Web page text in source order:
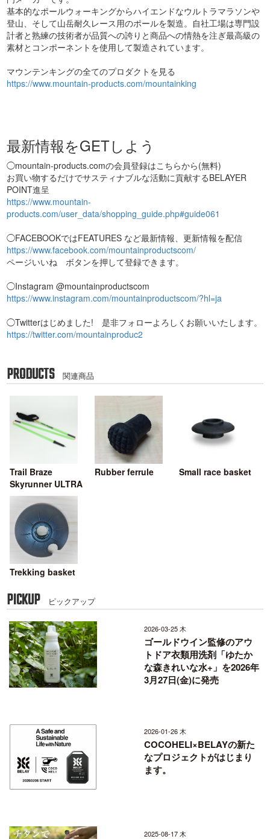
基本的なポールウォーキングからハイエンドなウルトラマラソンや
登山、そして山岳耐久レース用のポールを製造。自社工場は専門設
計者と熟練の技術者が品質への誇りと商品への情熱を注ぎ最高級の
素材とコンポーネントを使用して製造されています。
マウンテンキングの全てのプロダクトを見る
https://www.mountain-products.com/mountainking
最新情報をGETしよう
◯mountain-products.comの会員登録はこちらから(無料)
お買い物するだけでサスティナブルな活動に貢献するBELAYER
POINT進呈
https://www.mountain-
products.com/user_data/shopping_guide.php#guide061
◯FACEBOOKではFEATURES など最新情報、更新情報を配信
https://www.facebook.com/mountainproductscom/
ページいいね ボタンを押して登録できます。
◯Instagram @mountainproductscom
https://www.instagram.com/mountainproductscom/?hl=ja
◯Twitterはじめました! 是非フォローよろしくお願いいたします。
https://twitter.com/mountainproduc2
PRODUCTS 関連商品
Trail Braze
Skyrunner ULTRA
Rubber ferrule Small race basket
Trekking basket
PICKUP ピックアップ
2026-03-25 木
ゴールドウイン監修のアウ
トドア衣類用洗剤「ゆたか
な森きれいな水+」を2026年
3月27日(金)に発売
2026-01-26 木
COCOHELI×BELAYの新た
なプロジェクトがはじまり
ます。
2025-08-17 木